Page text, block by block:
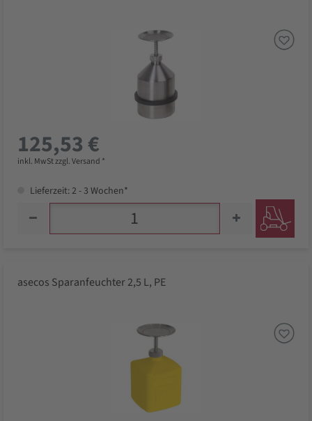
125,53 €
inkl. MwSt zzgl. Versand *
Lieferzeit: 2 - 3 Wochen*
asecos Sparanfeuchter 2,5 L, PE